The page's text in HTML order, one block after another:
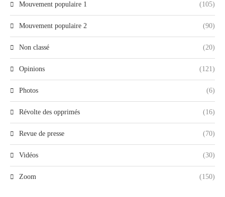
Mouvement populaire 1 (105)
Mouvement populaire 2 (90)
Non classé (20)
Opinions (121)
Photos (6)
Révolte des opprimés (16)
Revue de presse (70)
Vidéos (30)
Zoom (150)